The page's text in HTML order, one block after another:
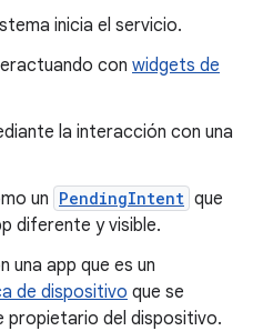
inicia el servicio.
con widgets de
la interacción con una
un PendingIntent que
diferente y visible.
una app que es un
de dispositivo que se
propietario del dispositivo.